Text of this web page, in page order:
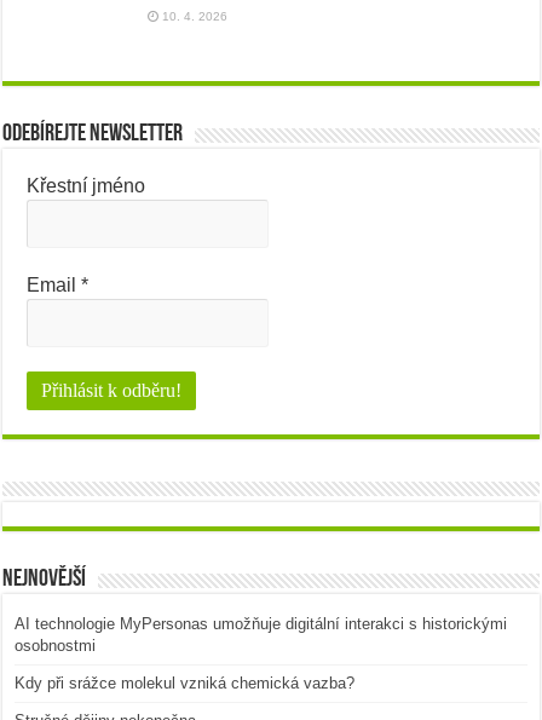
10. 4. 2026
Odebírejte newsletter
Křestní jméno
Email*
Nejnovější
AI technologie MyPersonas umožňuje digitální interakci s historickými
osobnostmi
Kdy při srážce molekul vzniká chemická vazba?